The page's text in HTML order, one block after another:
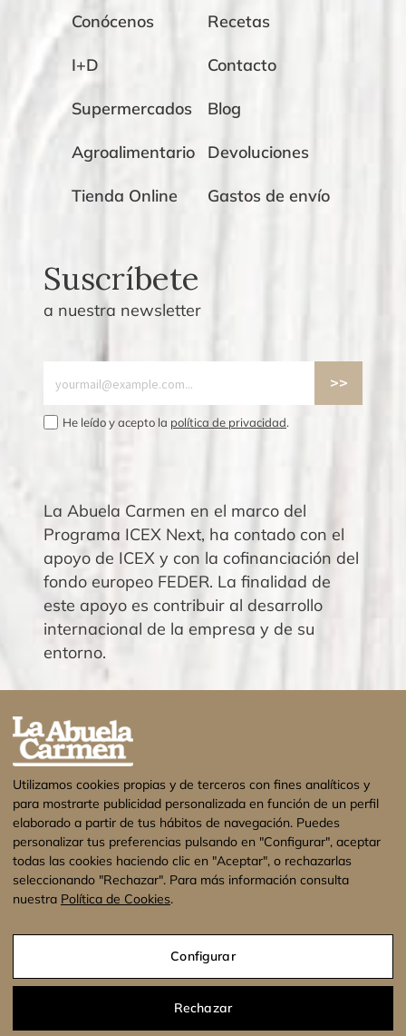
¡Estamos de vacaciones! No se enviarán
pedidos hasta el 17 de Agosto. Muchas
gracias.
Conócenos
I+D
Supermercados
Agroalimentario
Tienda Online
Recetas
Contacto
Blog
Devoluciones
Gastos de envío
Suscríbete
a nuestra newsletter
He leído y acepto la política de privacidad.
La Abuela Carmen en el marco del
Programa ICEX Next, ha contado con el
apoyo de ICEX y con la cofinanciación del
fondo europeo FEDER. La finalidad de
este apoyo es contribuir al desarrollo
internacional de la empresa y de su
entorno.
Política de privacidad
Utilizamos cookies propias y de terceros con fines analíticos y
para mostrarte publicidad personalizada en función de un perfil
elaborado a partir de tus hábitos de navegación. Puedes
personalizar tus preferencias pulsando en "Configurar", aceptar
todas las cookies haciendo clic en "Aceptar", o rechazarlas
seleccionando "Rechazar". Para más información consulta
nuestra Política de Cookies.
Configurar
Rechazar